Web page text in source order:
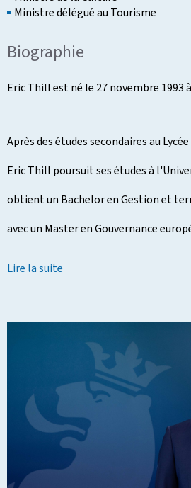
Ministre délégué au Tourisme
Biographie
Eric Thill est né le 27 novembre 1993
Après des études secondaires au
Eric Thill poursuit ses études à
obtient un Bachelor en Gestion et
avec un Master en Gouvernance
Lire la suite